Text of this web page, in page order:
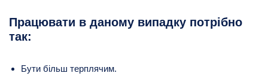
Працювати в даному випадку потрібно
так:
Бути більш терплячим.